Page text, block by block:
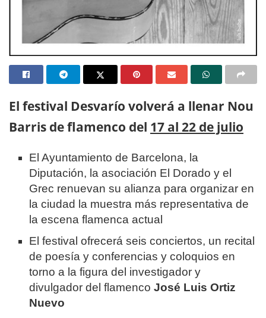
El festival Desvarío volverá a llenar Nou
Barris de flamenco del 17 al 22 de julio
El Ayuntamiento de Barcelona, la
Diputación, la asociación El Dorado y el
Grec renuevan su alianza para organizar en
la ciudad la muestra más representativa de
la escena flamenca actual
El festival ofrecerá seis conciertos, un recital
de poesía y conferencias y coloquios en
torno a la figura del investigador y
divulgador del flamencoJosé Luis Ortiz
Nuevo